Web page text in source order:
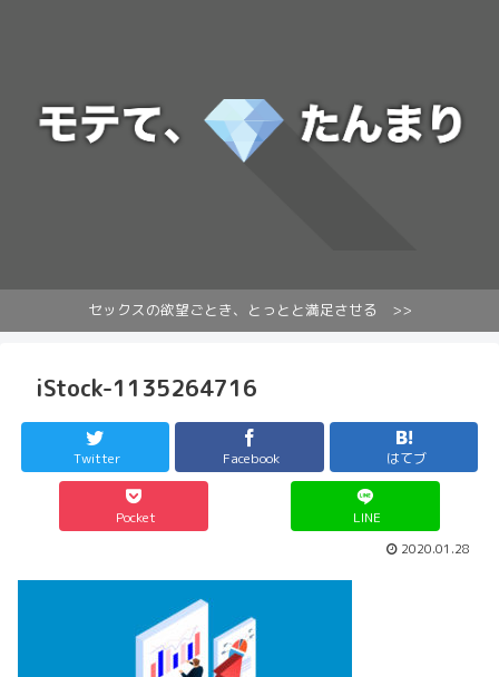
セックスの欲望ごとき、とっとと満足させる >>
iStock-1135264716
Twitter Facebook はてブ
Pocket LINE
2020.01.28